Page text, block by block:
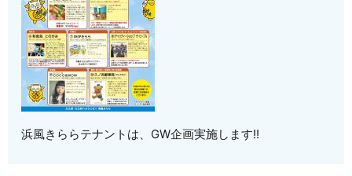
浜風きららテナントは、GW企画実施します!!